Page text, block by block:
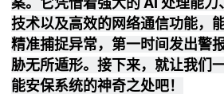
技术以及高效的网络通信功能，
精准捕捉异常，第一时间发出警
胁无所遁形。接下来，就让我们
能安保系统的神奇之处吧！